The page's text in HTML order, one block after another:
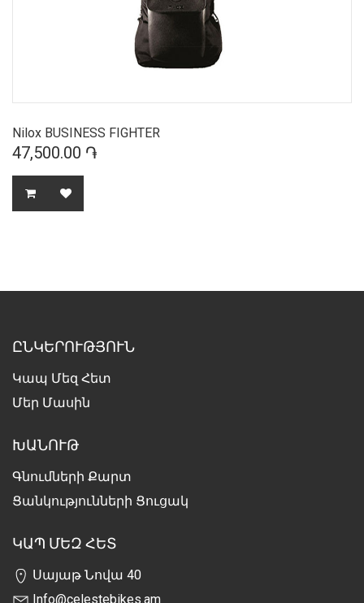
Nilox BUSINESS FIGHTER
47,500.00 ֏
ԸՆԿԵՐՈՒԹՅՈՒՆ
Կապ Մեզ Հետ
Մեր Մասին
ԽԱՆՈՒԹ
Գնումների Քարտ
Ցանկությունների Ցուցակ
ԿԱՊ ՄԵԶ ՀԵՏ
Սայաթ Նովա 40
Info@celestebikes.am